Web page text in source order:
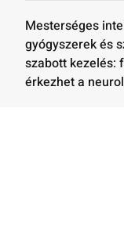
Mesterséges
gyógyszerek és
szabott kezelés:
érkezhet a